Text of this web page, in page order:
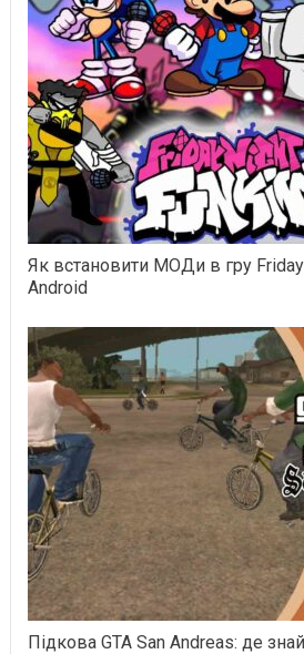
Як встановити МОДи в гру
Android
Підкова GTA San Andreas: де